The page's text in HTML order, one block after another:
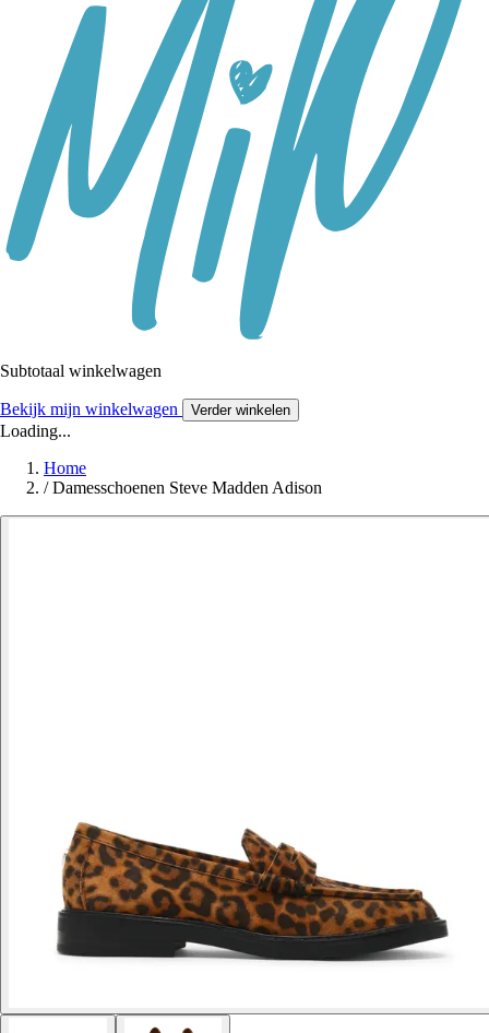
Subtotaal winkelwagen
Bekijk mijn winkelwagen Verder winkelen
Loading...
Home
/ Damesschoenen Steve Madden Adison